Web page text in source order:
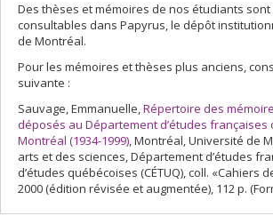
Des thèses et mémoires de nos étudiants
consultables dans Papyrus, le dépôt
de Montréal.
Pour les mémoires et thèses plus anciens,
suivante :
Sauvage, Emmanuelle,Répertoire des
déposés au Département d’études françaises
Montréal (1934-1999), Montréal, Université de
arts et des sciences, Département d’études
d’études québécoises (CÉTUQ), coll. «Cahiers
2000 (édition révisée et augmentée), 112 p.